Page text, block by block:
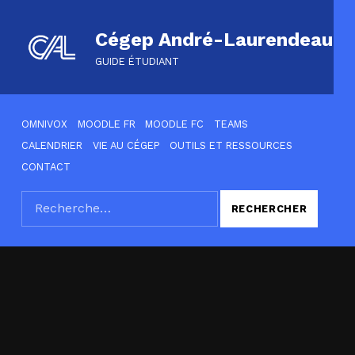
Cégep André-Laurendeau
GUIDE ÉTUDIANT
OMNIVOX
MOODLE FR MOODLE FC
TEAMS
CALENDRIER
VIE AU CÉGEP
OUTILS ET RESSOURCES
CONTACT
SEARCH THE SITE
Rechercher :